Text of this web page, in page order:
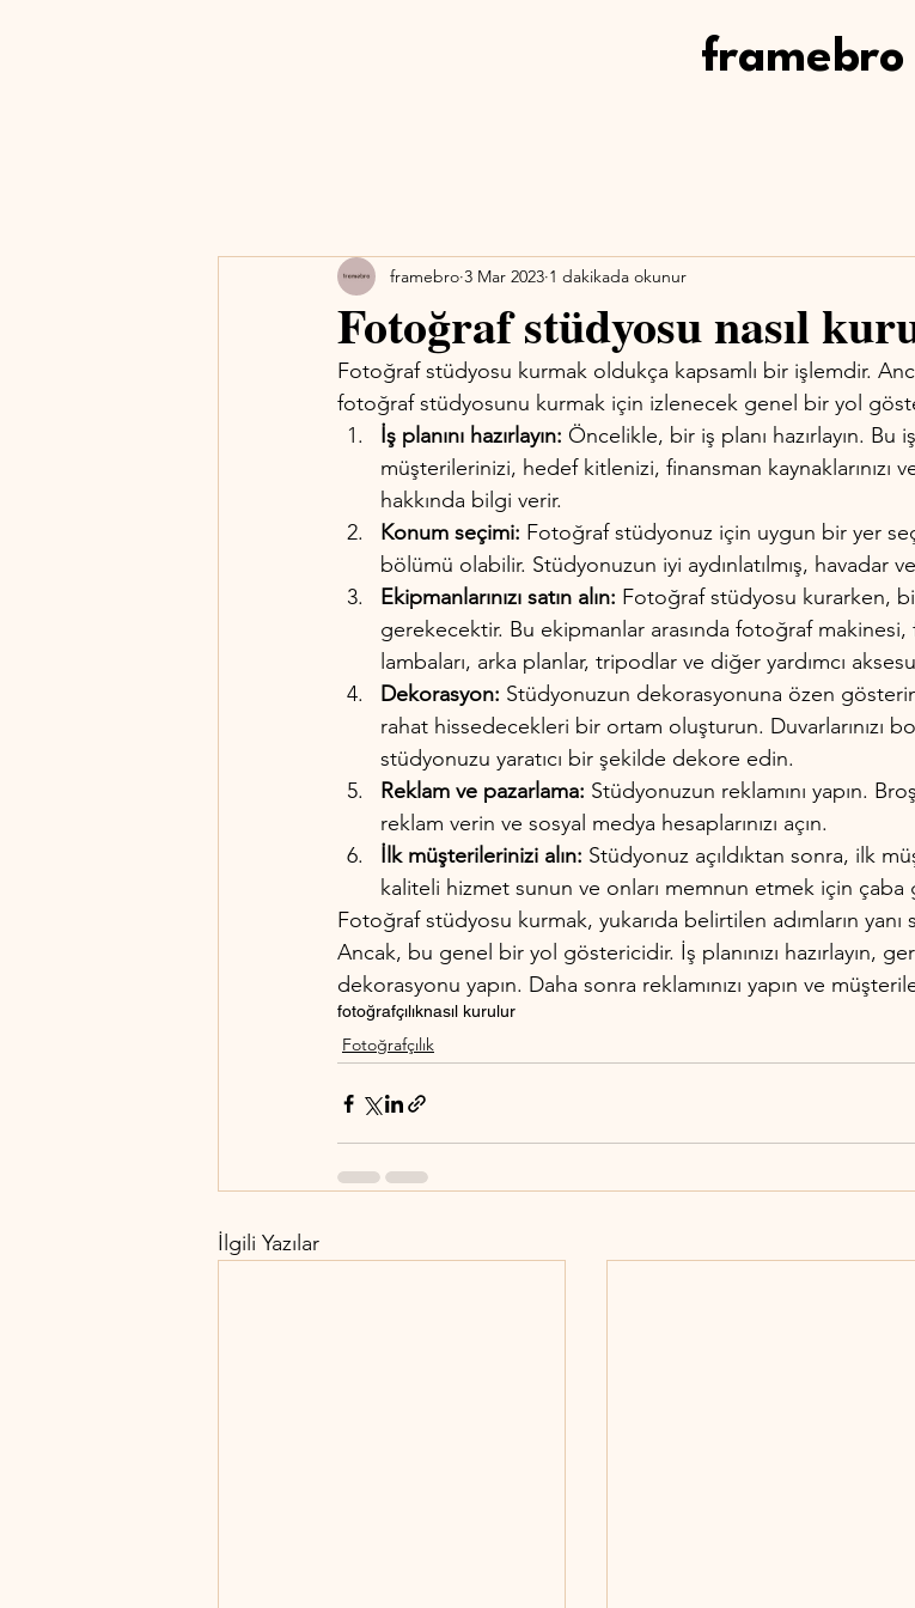
framebro
Fotoğraf stüdyosu nasıl
framebro 3 Mar 2023 1 dakikada okunur
Fotoğraf stüdyosu kurmak oldukça kapsamlı bir işlemdir.
fotoğraf stüdyosunu kurmak için izlenecek genel bir yol
İş planını hazırlayın: Öncelikle, bir iş planı hazırlayın. Bu
müşterilerinizi, hedef kitlenizi, finansman kaynaklarınızı
hakkında bilgi verir.
Konum seçimi: Fotoğraf stüdyonuz için uygun bir yer
bölümü olabilir. Stüdyonuzun iyi aydınlatılmış, havadar
Ekipmanlarınızı satın alın: Fotoğraf stüdyosu kurarken,
gerekecektir. Bu ekipmanlar arasında fotoğraf
lambaları, arka planlar, tripodlar ve diğer yardımcı
Dekorasyon: Stüdyonuzun dekorasyonuna özen
rahat hissedecekleri bir ortam oluşturun. Duvarlarınızı
stüdyonuzu yaratıcı bir şekilde dekore edin.
Reklam ve pazarlama: Stüdyonuzun reklamını yapın.
reklam verin ve sosyal medya hesaplarınızı açın.
İlk müşterilerinizi alın: Stüdyonuz açıldıktan sonra, ilk
kaliteli hizmet sunun ve onları memnun etmek için çaba
Fotoğraf stüdyosu kurmak, yukarıda belirtilen adımların yanı
Ancak, bu genel bir yol göstericidir. İş planınızı hazırlayın,
dekorasyonu yapın. Daha sonra reklamınızı yapın ve
fotoğrafçılıknasıl kurulur
Fotoğrafçılık
İlgili Yazılar